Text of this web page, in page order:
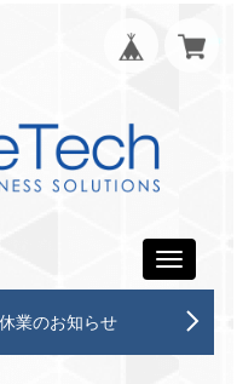
Toggle
業のお知らせ